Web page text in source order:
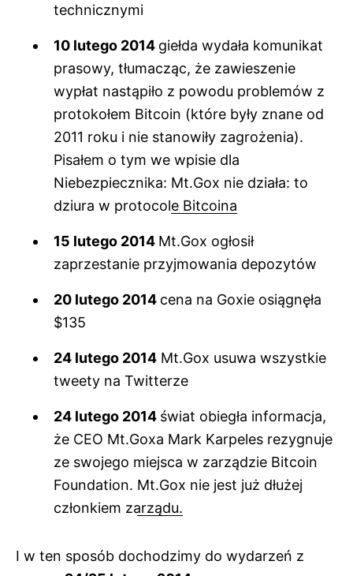
technicznymi
10 lutego 2014 giełda wydała komunikat
prasowy, tłumacząc, że zawieszenie
wypłat nastąpiło z powodu problemów z
protokołem Bitcoin (które były znane od
2011 roku i nie stanowiły zagrożenia).
Pisałem o tym we wpisie dla
Niebezpiecznika: Mt.Gox nie działa: to
dziura w protocole Bitcoina
15 lutego 2014 Mt.Gox ogłosił
zaprzestanie przyjmowania depozytów
20 lutego 2014 cena na Goxie osiągnęła
$135
24 lutego 2014 Mt.Gox usuwa wszystkie
tweety na Twitterze
24 lutego 2014 świat obiegła informacja,
że CEO Mt.Goxa Mark Karpeles rezygnuje
ze swojego miejsca w zarządzie Bitcoin
Foundation. Mt.Gox nie jest już dłużej
członkiem zarządu.
I w ten sposób dochodzimy do wydarzeń z